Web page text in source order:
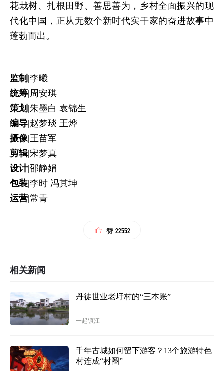
花栽树、扎根田野、善思善为， 乡村全面振兴的现
代化中国， 正从无数个新时代实干家的奋进故事中
蓬勃而出。
监制|李曦
统筹|周安琪
策划|朱墨白 袁锦生
编导|赵梦琰 王烨
摄像|王苗军
剪辑|宋梦真
设计|邵静娟
包装|李时 冯其坤
运营|常青
赞 22552
相关新闻
丹徒世业老圩村的“三本账”
一起镇江
千年古城如何留下游客？13个旅游特色
村连成“村圈”